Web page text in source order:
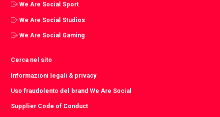
We Are Social Sport
We Are Social Studios
We Are Social Gaming
Cerca nel sito
Informazioni legali & privacy
Uso fraudolento del brand We Are Social
Supplier Code of Conduct